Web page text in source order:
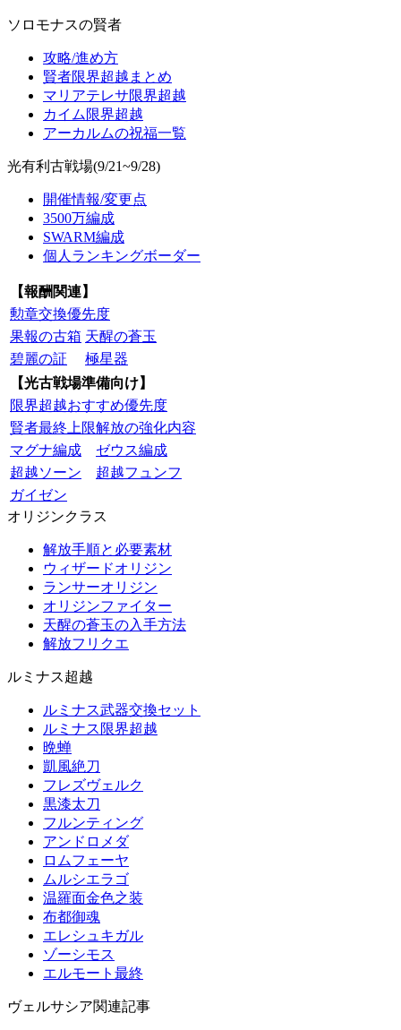
ソロモナスの賢者
攻略/進め方
賢者限界超越まとめ
マリアテレサ限界超越
カイム限界超越
アーカルムの祝福一覧
光有利古戦場(9/21~9/28)
開催情報/変更点
3500万編成
SWARM編成
個人ランキングボーダー
【報酬関連】
勲章交換優先度
果報の古箱 天醒の蒼玉
碧麗の証
極星器
【光古戦場準備向け】
限界超越おすすめ優先度
賢者最終上限解放の強化内容
マグナ編成
ゼウス編成
超越ソーン
超越フュンフ
ガイゼン
オリジンクラス
解放手順と必要素材
ウィザードオリジン
ランサーオリジン
オリジンファイター
天醒の蒼玉の入手方法
解放フリクエ
ルミナス超越
ルミナス武器交換セット
ルミナス限界超越
晩蝉
凱風絶刀
フレズヴェルク
黒漆太刀
フルンティング
アンドロメダ
ロムフェーヤ
ムルシエラゴ
温羅面金色之装
布都御魂
エレシュキガル
ゾーシモス
エルモート最終
ヴェルサシア関連記事